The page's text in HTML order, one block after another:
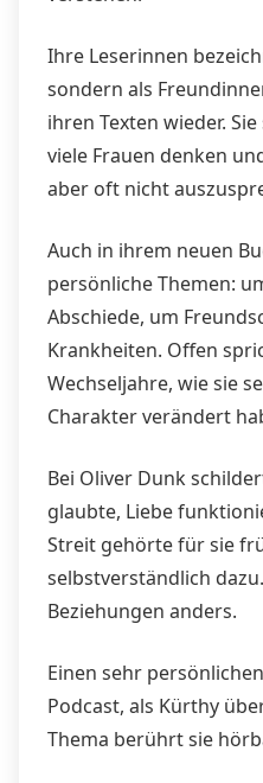
Ihre Leserinnen
sondern als
ihren Texten wieder.
viele Frauen denken
aber oft nicht
Auch in ihrem neuen
persönliche Themen:
Abschiede, um
Krankheiten. Offen
Wechseljahre, wie sie
Charakter verändert
Bei Oliver Dunk
glaubte, Liebe
Streit gehörte für sie
selbstverständlich
Beziehungen anders.
Einen sehr
Podcast, als Kürthy
Thema berührt sie